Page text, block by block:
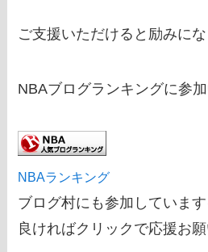
ご支援いただけると励みにな
NBAブログランキングに参加
NBAランキング
ブログ村にも参加しています
良ければクリックで応援お願